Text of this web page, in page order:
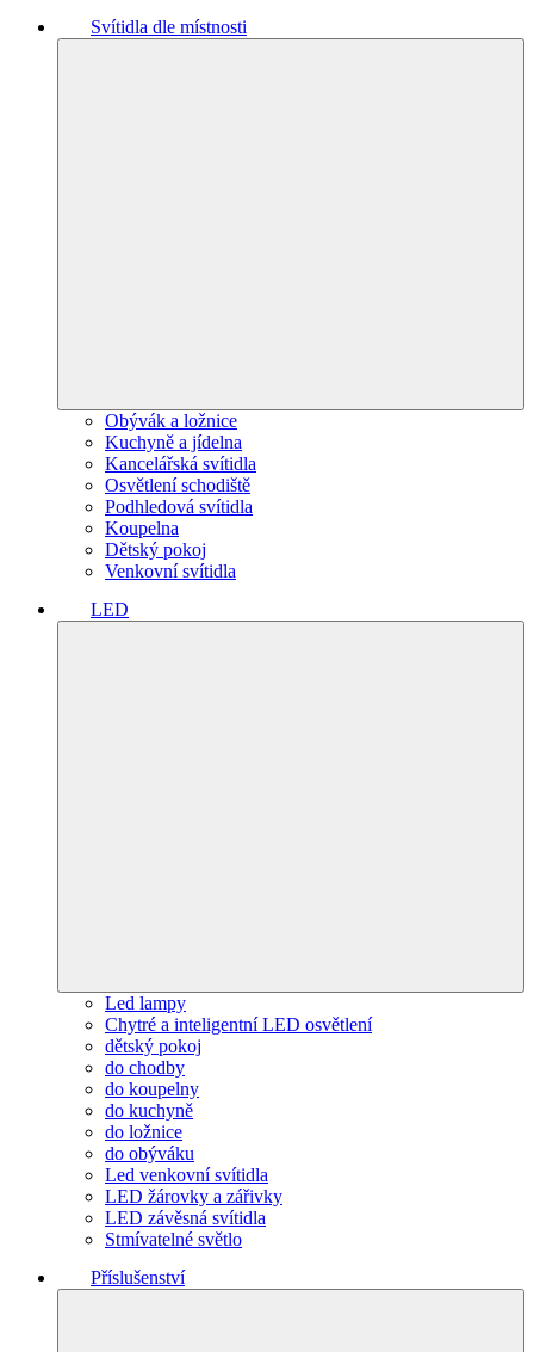
Svítidla dle místnosti
Obývák a ložnice
Kuchyně a jídelna
Kancelářská svítidla
Osvětlení schodiště
Podhledová svítidla
Koupelna
Dětský pokoj
Venkovní svítidla
LED
Led lampy
Chytré a inteligentní LED osvětlení
dětský pokoj
do chodby
do koupelny
do kuchyně
do ložnice
do obýváku
Led venkovní svítidla
LED žárovky a zářivky
LED závěsná svítidla
Stmívatelné světlo
Příslušenství